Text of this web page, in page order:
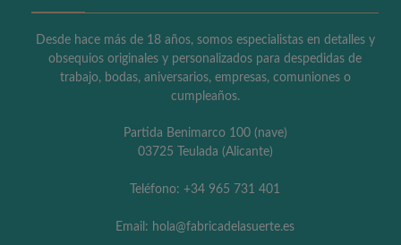
Desde hace más de 18 años, somos especialistas en detalles y
obsequios originales y personalizados para despedidas de
trabajo, bodas, aniversarios, empresas, comuniones o
cumpleaños.
Partida Benimarco 100 (nave)
03725 Teulada (Alicante)
Teléfono: +34 965 731 401
Email: hola@fabricadelasuerte.es